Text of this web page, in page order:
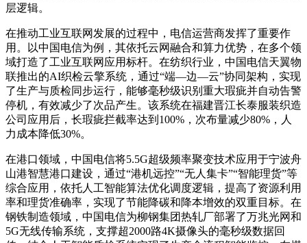
层逻辑。
在推动工业互联网发展的过程中，电信运营商发挥了重要作
用。以中国电信为例，其依托云网融合和算力优势，在多个领
域打造了工业互联网应用标杆。在纺织行业，中国电信天翼物
联推出的AI织检云擎系统，通过“端—边—云”协同架构，实现
了生产与质检同步运行，能够毫秒级识别重大瑕疵并自动告警
停机，有效减少了次品产生。该系统在福建晋江长泰服装织造
公司应用后，长瑕疵拦截率达到100%，次布量减少80%，人
力成本降低30%。
在港口领域，中国电信将5.5G超级频率聚变技术应用于宁波舟
山港智慧港口建设，通过“港机远控”“无人集卡”“智能理货”等
综合应用，依托人工智能算法优化调度逻辑，提高了资源利用
率和理货准确率，实现了节能降碳和降本增效的双重目标。在
钢铁制造领域，中国电信为柳钢集团热轧厂部署了万兆光网和
5G无线传输系统，支撑超2000路4K摄像头的毫秒级数据回